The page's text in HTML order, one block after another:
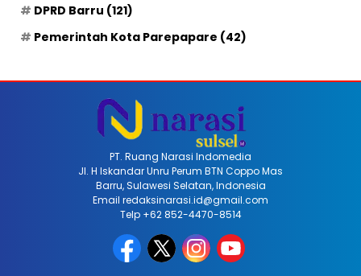
DPRD Barru (121)
Pemerintah Kota Parepapare (42)
PT. Ruang Narasi Indomedia
Jl. H Iskandar Unru Perum BTN Coppo Mas
Barru, Sulawesi Selatan, Indonesia
Email redaksinarasi.id@gmail.com
Telp +62 852-4470-8514